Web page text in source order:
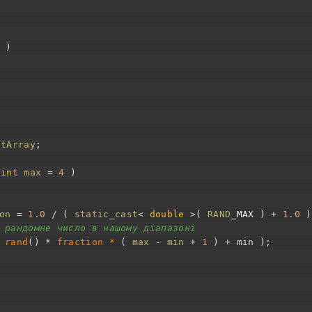
)
;
int max = 4
)
= 1.0 / ( static_cast< double >( RAND MAX ) + 1.0 )
число в нашому діапазоні
rand ( ) * fraction * ( max - min + 1 ) + min ) ;